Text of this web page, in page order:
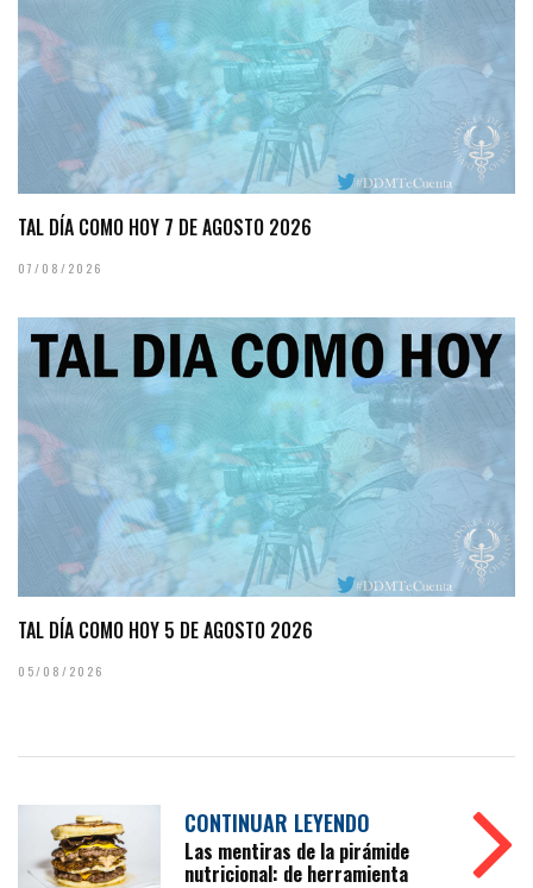
TAL DÍA COMO HOY 7 DE AGOSTO 2026
07/08/2026
TAL DÍA COMO HOY 5 DE AGOSTO 2026
05/08/2026
CONTINUAR LEYENDO
Las mentiras de la pirámide
nutricional: de herramienta